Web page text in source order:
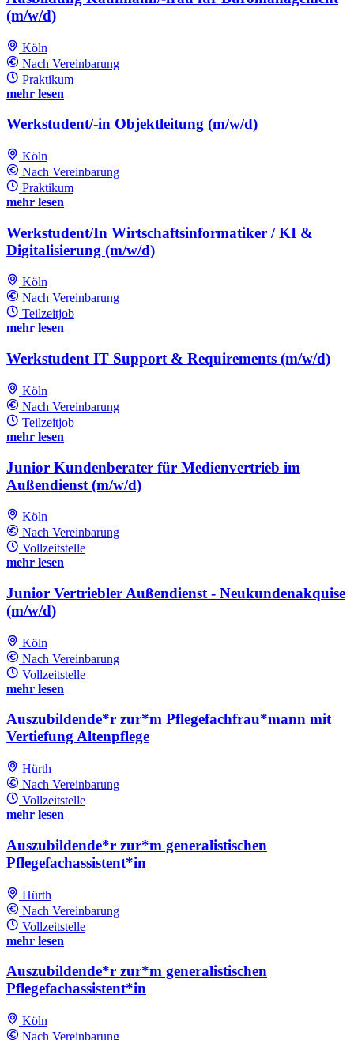
(m/w/d)
Köln
Nach Vereinbarung
Praktikum
mehr lesen
Werkstudent/-in Objektleitung (m/w/d)
Köln
Nach Vereinbarung
Praktikum
mehr lesen
Werkstudent/In Wirtschaftsinformatiker / KI &
Digitalisierung (m/w/d)
Köln
Nach Vereinbarung
Teilzeitjob
mehr lesen
Werkstudent IT Support & Requirements (m/w/d)
Köln
Nach Vereinbarung
Teilzeitjob
mehr lesen
Junior Kundenberater für Medienvertrieb im
Außendienst (m/w/d)
Köln
Nach Vereinbarung
Vollzeitstelle
mehr lesen
Junior Vertriebler Außendienst - Neukundenakquise
(m/w/d)
Köln
Nach Vereinbarung
Vollzeitstelle
mehr lesen
Auszubildende*r zur*m Pflegefachfrau*mann mit
Vertiefung Altenpflege
Hürth
Nach Vereinbarung
Vollzeitstelle
mehr lesen
Auszubildende*r zur*m generalistischen
Pflegefachassistent*in
Hürth
Nach Vereinbarung
Vollzeitstelle
mehr lesen
Auszubildende*r zur*m generalistischen
Pflegefachassistent*in
Köln
Nach Vereinbarung